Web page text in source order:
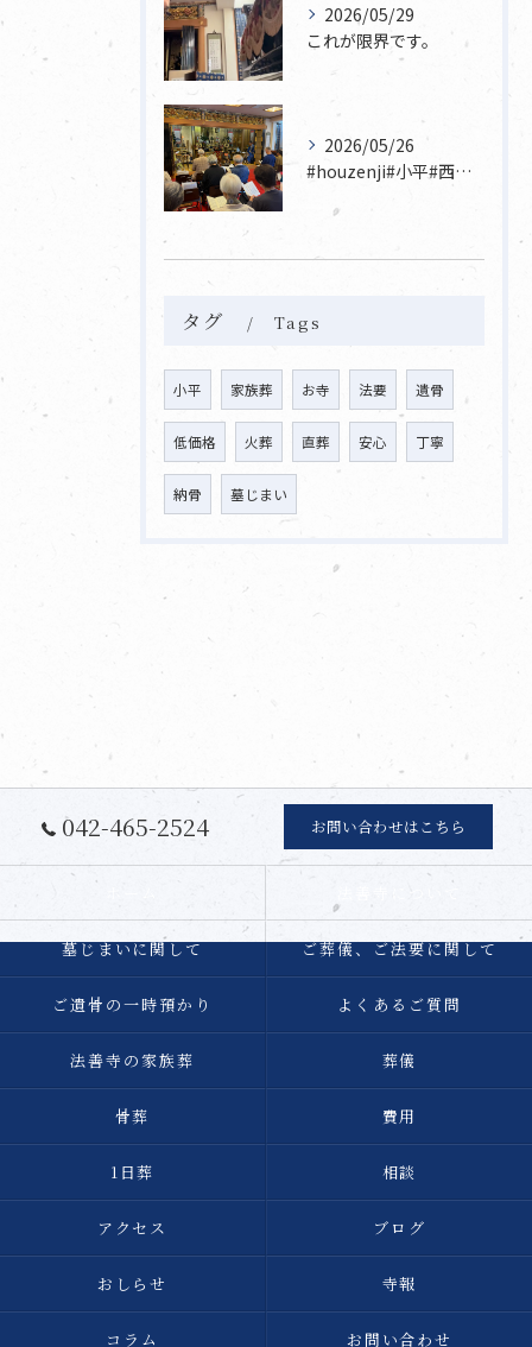
2026/05/29
これが限界です。
2026/05/26
#houzenji#小平#西東京市#東村山#立川市国分寺市寺...
タグ Tags
小平 家族葬 お寺 法要 遺骨
低価格 火葬 直葬 安心 丁寧
納骨 墓じまい
042-465-2524 お問い合わせはこちら
墓じまいに関して ご葬儀、ご法要に関して
ご遺骨の一時預かり よくあるご質問
法善寺の家族葬 葬儀
骨葬 費用
1日葬 相談
アクセス ブログ
おしらせ 寺報
コラム お問い合わせ